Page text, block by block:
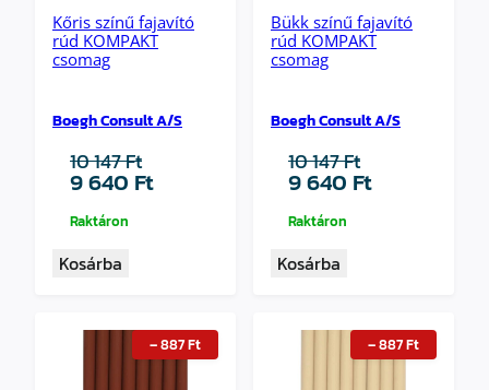
Kőris színű fajavító
rúd KOMPAKT
csomag
Boegh Consult A/S
10 147Ft
Original
was:
147 Ft.
9 640 FtCurrent
Raktáron
Kosárba
Bükk színű fajavító
rúd KOMPAKT
csomag
Boegh Consult A/S
10 147Ft
Original
was:
147 Ft.
9 640 FtCurrent
Raktáron
Kosárba
–887Ft –887Ft